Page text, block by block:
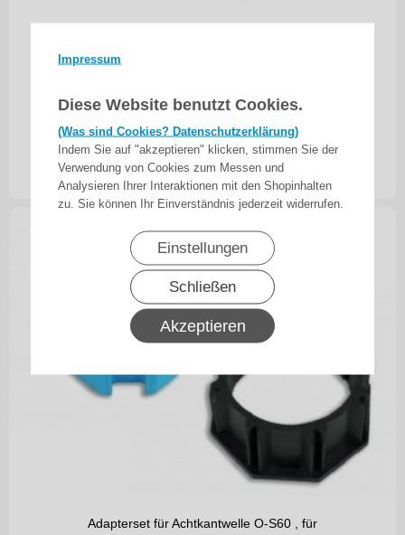
Impressum
Diese Website benutzt Cookies.
(Was sind Cookies? Datenschutzerklärung)
Indem Sie auf "akzeptieren" klicken, stimmen Sie der
Verwendung von Cookies zum Messen und
Analysieren Ihrer Interaktionen mit den Shopinhalten
zu. Sie können Ihr Einverständnis jederzeit widerrufen.
Einstellungen
Schließen
Akzeptieren
Rohrmotoren Becker Baureihe P und R Serie mit
Hinderniserkennung
€
Adapterset für Achtkantwelle O-S60 , für